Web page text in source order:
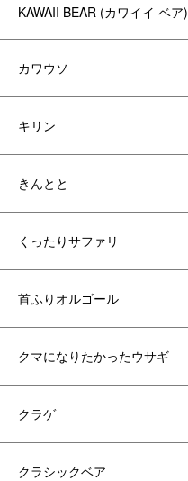
KAWAII BEAR (カワイイ ベア)
カワウソ
キリン
きんとと
くったりサファリ
首ふりオルゴール
クマになりたかったウサギ
クラゲ
クラシックベア